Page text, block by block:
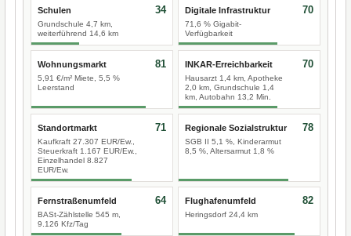
Schulen
Grundschule 4,7 km,
weiterführend 14,6 km
34 Digitale Infrastruktur
71,6 % Gigabit-
Verfügbarkeit
70
Wohnungsmarkt
5,91 €/m² Miete, 5,5 %
Leerstand
81 INKAR-Erreichbarkeit
Hausarzt 1,4 km, Apotheke
2,0 km, Grundschule 1,4
km, Autobahn 13,2 Min.
70
Standortmarkt
Kaufkraft 27.307 EUR/Ew.,
Steuerkraft 1.167 EUR/Ew.,
Einzelhandel 8.827
EUR/Ew.
71 Regionale Sozialstruktur
SGB II 5,1 %, Kinderarmut
8,5 %, Altersarmut 1,8 %
78
Fernstraßenumfeld
BASt-Zählstelle 545 m,
9.126 Kfz/Tag
64 Flughafenumfeld
Heringsdorf 24,4 km
82